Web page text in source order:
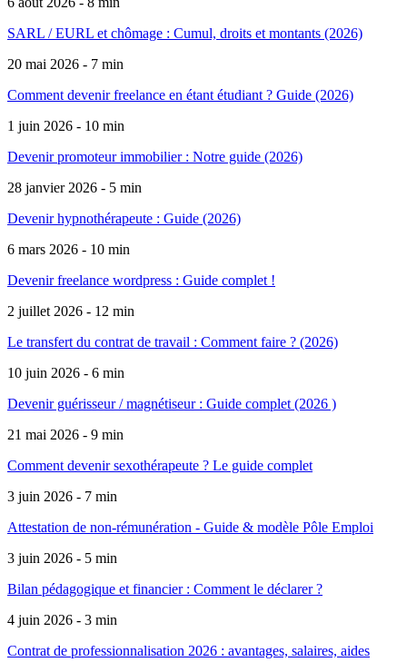
SARL / EURL et chômage : Cumul, droits et montants (2026)
20 mai 2026 - 7 min
Comment devenir freelance en étant étudiant ? Guide (2026)
1 juin 2026 - 10 min
Devenir promoteur immobilier : Notre guide (2026)
28 janvier 2026 - 5 min
Devenir hypnothérapeute : Guide (2026)
6 mars 2026 - 10 min
Devenir freelance wordpress : Guide complet !
2 juillet 2026 - 12 min
Le transfert du contrat de travail : Comment faire ? (2026)
10 juin 2026 - 6 min
Devenir guérisseur / magnétiseur : Guide complet (2026 )
21 mai 2026 - 9 min
Comment devenir sexothérapeute ? Le guide complet
3 juin 2026 - 7 min
Attestation de non-rémunération - Guide & modèle Pôle Emploi
3 juin 2026 - 5 min
Bilan pédagogique et financier : Comment le déclarer ?
4 juin 2026 - 3 min
Contrat de professionnalisation 2026 : avantages, salaires, aides